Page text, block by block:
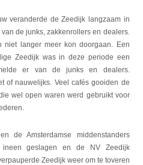
veranderde de Zeedijk langzaam in
de junks, zakkenrollers en dealers.
langer meer kon doorgaan. Een
Zeedijk was in deze periode een
er van de junks en dealers.
of nauwelijks. Veel cafés gooiden de
wel open waren werd gebruikt voor
de Amsterdamse middenstanders
geslagen en de NV Zeedijk
Zeedijk weer om te toveren